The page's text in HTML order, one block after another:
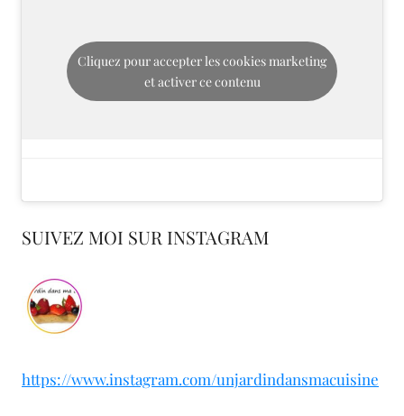
Cliquez pour accepter les cookies marketing
et activer ce contenu
SUIVEZ MOI SUR INSTAGRAM
https://www.instagram.com/unjardindansmacuisine